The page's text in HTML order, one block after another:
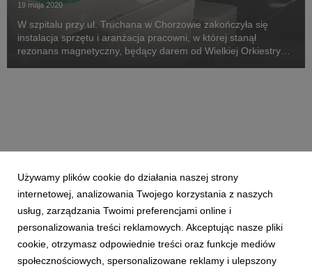
19 maja 2020
W szpitalu przy ul. Truchana w Chorzowie zakończyła się
instalacja sprzętu i aranżacja pracowni, w której stanął
rezonans magnetyczny, będący darem od Wielkiej Orkiestry
Używamy plików cookie do działania naszej strony
internetowej, analizowania Twojego korzystania z naszych
usług, zarządzania Twoimi preferencjami online i
personalizowania treści reklamowych. Akceptując nasze pliki
cookie, otrzymasz odpowiednie treści oraz funkcje mediów
społecznościowych, spersonalizowane reklamy i ulepszony